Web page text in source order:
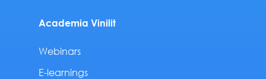
Academia Vinilit
Webinars
E-learnings